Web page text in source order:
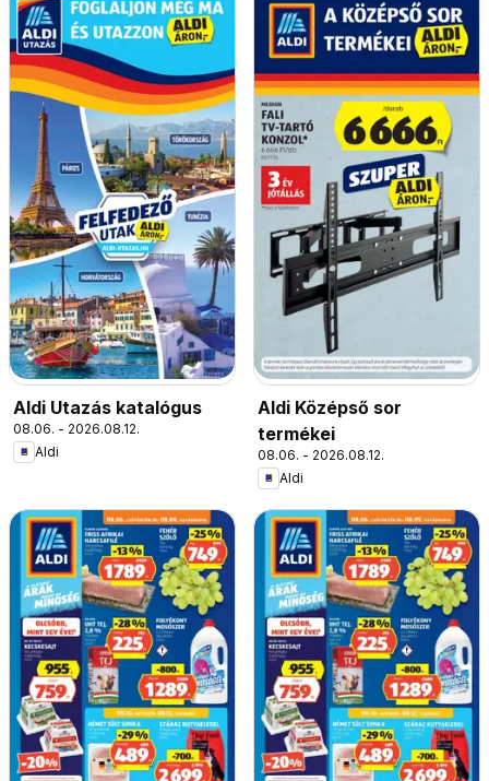
Aldi Utazás katalógus
08.06. - 2026.08.12.
Aldi
Aldi Középső sor
termékei
08.06. - 2026.08.12.
Aldi